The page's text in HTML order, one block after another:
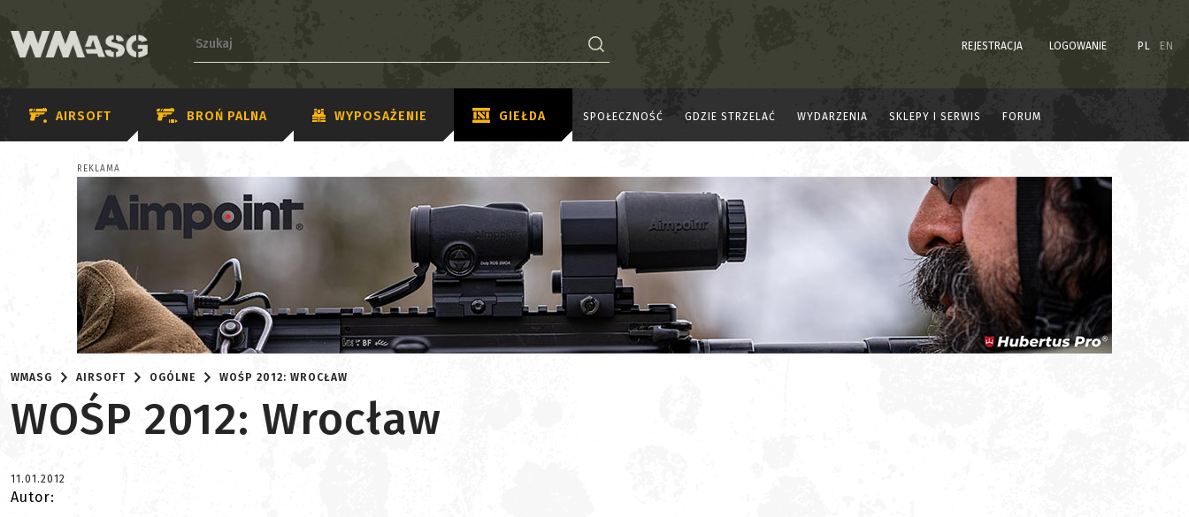
REJESTRACJA LOGOWANIE PL EN
AIRSOFT BROŃ PALNA WYPOSAŻENIE GIEŁDA SPOŁECZNOŚĆ GDZIE STRZELAĆ WYDARZENIA SKLEPY I SERWIS FORUM
REKLAMA
WMASG AIRSOFT OGÓLNE WOŚP 2012: WROCŁAW
WOŚP 2012: Wrocław
11.01.2012
Autor: